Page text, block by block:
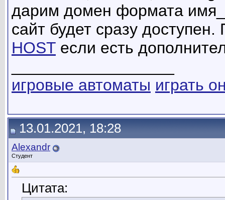
дарим домен формата
сайт будет сразу
HOST если есть
игровые автоматы играть
13.01.2021, 18:28
Alexandr
Студент
Цитата: